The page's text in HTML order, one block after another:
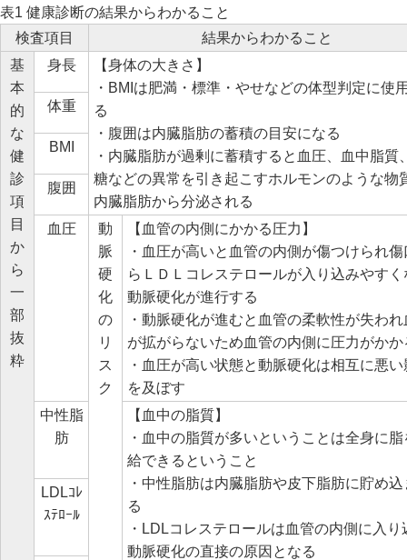
表1 健康診断の結果からわかること
検査項目
結果からわかること
基
本
的
な
健
診
項
目
か
ら
一
部
抜
粋
身長
【身体の大きさ】
・BMIは肥満・標準・やせなどの体型判定に使
る
・腹囲は内臓脂肪の蓄積の目安になる
・内臓脂肪が過剰に蓄積すると血圧、血中脂質
糖などの異常を引き起こすホルモンのような物
内臓脂肪から分泌される
体重
BMI
腹囲
血圧
動
脈
硬
化
の
リ
ス
ク
【血管の内側にかかる圧力】
・血圧が高いと血管の内側が傷つけられ傷
らＬＤＬコレステロールが入り込みやすく
動脈硬化が進行する
・動脈硬化が進むと血管の柔軟性が失われ
が拡がらないため血管の内側に圧力がかか
・血圧が高い状態と動脈硬化は相互に悪い
を及ぼす
中性脂
肪
【血中の脂質】
・血中の脂質が多いということは全身に脂
給できるということ
・中性脂肪は内臓脂肪や皮下脂肪に貯め込
る
・LDLコレステロールは血管の内側に入り
動脈硬化の直接の原因となる
LDLｺﾚ
ｽﾃﾛｰﾙ